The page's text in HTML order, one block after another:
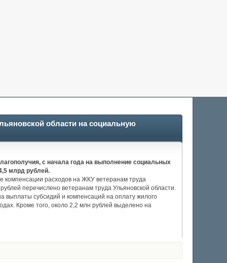
области на социальную
с начала года на выполнение социальных
млрд рублей.
компенсации расходов на ЖКУ ветеранам труда
перечислено ветеранам труда Ульяновской области.
субсидий и компенсаций на оплату жилого
Кроме того, около 2,2 млн рублей выделено на